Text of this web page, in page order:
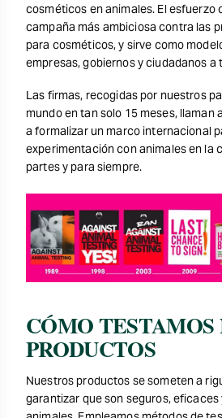
cosméticos en animales. El esfuerzo
campaña más ambiciosa contra las
para cosméticos, y sirve como
empresas, gobiernos y ciudadanos a
Las firmas, recogidas por nuestros
mundo en tan solo 15 meses, llaman
a formalizar un marco internacional
experimentación con animales en la
partes y para siempre.
CÓMO TESTAMOS
PRODUCTOS
Nuestros productos se someten a
garantizar que son seguros,